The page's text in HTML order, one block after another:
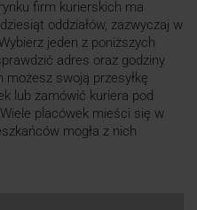
firm kurierskich ma
oddziałów, zazwyczaj w
jeden z poniższych
adres oraz godziny
swoją przesyłkę
lub zamówić kuriera pod
placówek mieści się w
mogła z nich